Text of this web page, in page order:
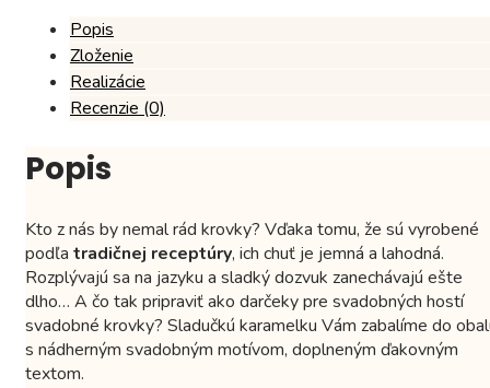
Popis
Zloženie
Realizácie
Recenzie (0)
Popis
Kto z nás by nemal rád krovky? Vďaka tomu, že sú vyrobené
podľa tradičnej receptúry, ich chuť je jemná a lahodná.
Rozplývajú sa na jazyku a sladký dozvuk zanechávajú ešte
dlho… A čo tak pripraviť ako darčeky pre svadobných hostí
svadobné krovky? Sladučkú karamelku Vám zabalíme do
s nádherným svadobným motívom, doplneným ďakovným
textom.